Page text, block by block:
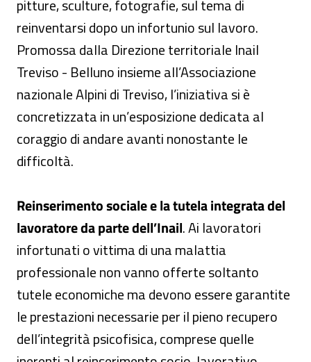
pitture, sculture, fotografie, sul tema di
reinventarsi dopo un infortunio sul lavoro.
Promossa dalla Direzione territoriale Inail
Treviso - Belluno insieme all’Associazione
nazionale Alpini di Treviso, l’iniziativa si è
concretizzata in un’esposizione dedicata al
coraggio di andare avanti nonostante le
difficoltà.
Reinserimento sociale e la tutela integrata del
lavoratore da parte dell’Inail. Ai lavoratori
infortunati o vittima di una malattia
professionale non vanno offerte soltanto
tutele economiche ma devono essere garantite
le prestazioni necessarie per il pieno recupero
dell’integrità psicofisica, comprese quelle